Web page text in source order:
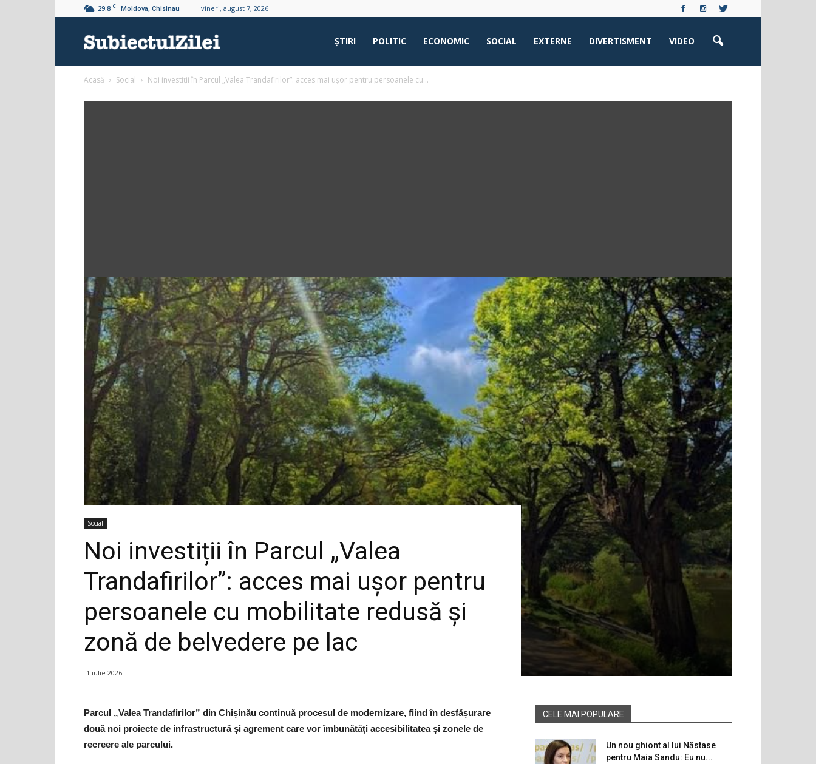
29.8 C Moldova, Chisinau vineri, august 7, 2026
ŞTIRI POLITIC ECONOMIC SOCIAL EXTERNE DIVERTISMENT VIDEO
Acasă Social Noi investiții în Parcul „Valea Trandafirilor”: acces mai ușor pentru persoanele cu...
Social
Noi investiții în Parcul „Valea
Trandafirilor”: acces mai ușor pentru
persoanele cu mobilitate redusă și
zonă de belvedere pe lac
1 iulie 2026
Parcul „Valea Trandafirilor” din Chișinău continuă procesul de modernizare, fiind în desfășurare
două noi proiecte de infrastructură și agrement care vor îmbunătăți accesibilitatea și zonele de
recreere ale parcului.
CELE MAI POPULARE
Un nou ghiont al lui Năstase
pentru Maia Sandu: Eu nu...